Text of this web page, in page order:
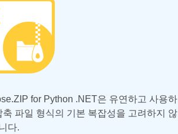
for Python .NET은 유연하고 사용
축 파일 형식의 기본 복잡성을 고려하지
다.